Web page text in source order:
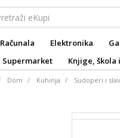
Računala Elektronika
Supermarket Knjige, škola
Dom Kuhinja Sudoperi i